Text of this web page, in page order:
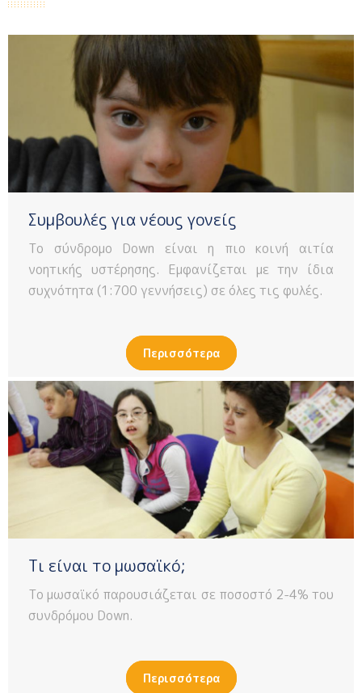
Συμβουλές για νέους γονείς
Το σύνδρομο Down είναι η πιο κοινή αιτία
νοητικής υστέρησης. Εμφανίζεται με την ίδια
συχνότητα (1:700 γεννήσεις) σε όλες τις φυλές.
Περισσότερα
Τι είναι το μωσαϊκό;
Το μωσαϊκό παρουσιάζεται σε ποσοστό 2-4% του
συνδρόμου Down.
Περισσότερα